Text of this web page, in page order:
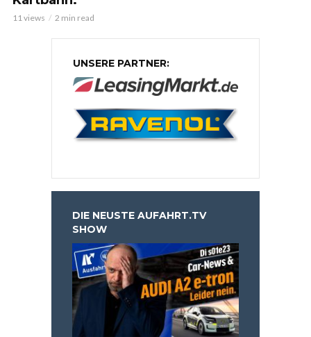
11 views 2 min read
UNSERE PARTNER:
DIE NEUSTE AUFAHRT.TV
SHOW